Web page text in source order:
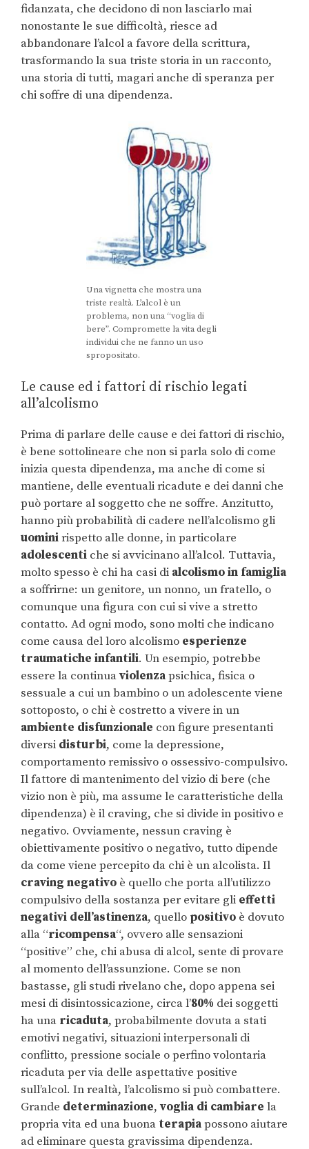
fidanzata, che decidono di non lasciarlo mai
nonostante le sue difficoltà, riesce ad
abbandonare l’alcol a favore della scrittura,
trasformando la sua triste storia in un racconto,
una storia di tutti, magari anche di speranza per
chi soffre di una dipendenza.
Una vignetta che mostra una
triste realtà. L’alcol è un
problema, non una “voglia di
bere”. Compromette la vita degli
individui che ne fanno un uso
spropositato.
Le cause ed i fattori di rischio legati
all’alcolismo
Prima di parlare delle cause e dei fattori di rischio,
è bene sottolineare che non si parla solo di come
inizia questa dipendenza, ma anche di come si
mantiene, delle eventuali ricadute e dei danni che
può portare al soggetto che ne soffre. Anzitutto,
hanno più probabilità di cadere nell’alcolismo gli
uominirispetto alle donne, in particolare
adolescenti che si avvicinano all’alcol. Tuttavia,
molto spesso è chi ha casi di alcolismo in famiglia
a soffrirne: un genitore, un nonno, un fratello, o
comunque una figura con cui si vive a stretto
contatto. Ad ogni modo, sono molti che indicano
come causa del loro alcolismo esperienze
traumatiche infantili. Un esempio, potrebbe
essere la continuaviolenzapsichica, fisica o
sessuale a cui un bambino o un adolescente viene
sottoposto, o chi è costretto a vivere in un
ambiente disfunzionale con figure presentanti
diversi disturbi, come la depressione,
comportamento remissivo o ossessivo-compulsivo.
Il fattore di mantenimento del vizio di bere (che
vizio non è più, ma assume le caratteristiche della
dipendenza) è il craving, che si divide in positivo e
negativo. Ovviamente, nessun craving è
obiettivamente positivo o negativo, tutto dipende
da come viene percepito da chi è un alcolista. Il
craving negativo è quello che porta all’utilizzo
compulsivo della sostanza per evitare gli effetti
negativi dell’astinenza, quello positivo è dovuto
alla “ricompensa“, ovvero alle sensazioni
“positive” che, chi abusa di alcol, sente di provare
al momento dell’assunzione. Come se non
bastasse, gli studi rivelano che, dopo appena sei
mesi di disintossicazione, circa l’80% dei soggetti
ha una ricaduta, probabilmente dovuta a stati
emotivi negativi, situazioni interpersonali di
conflitto, pressione sociale o perfino volontaria
ricaduta per via delle aspettative positive
sull’alcol. In realtà, l’alcolismo si può combattere.
Grande determinazione, voglia di cambiare la
propria vita ed una buona terapiapossono aiutare
ad eliminare questa gravissima dipendenza.